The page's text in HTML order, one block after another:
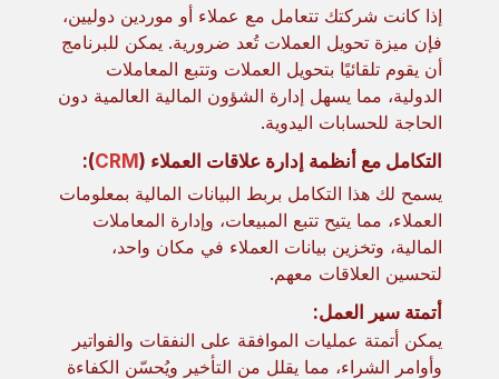
إذا كانت شركتك تتعامل مع عملاء أو موردين دوليين،
فإن ميزة تحويل العملات تُعد ضرورية. يمكن للبرنامج
أن يقوم تلقائيًا بتحويل العملات وتتبع المعاملات
الدولية، مما يسهل إدارة الشؤون المالية العالمية دون
الحاجة للحسابات اليدوية.
التكامل مع أنظمة إدارة علاقات العملاء (CRM
):
يسمح لك هذا التكامل بربط البيانات المالية بمعلومات
العملاء، مما يتيح تتبع المبيعات، وإدارة المعاملات
المالية، وتخزين بيانات العملاء في مكان واحد،
لتحسين العلاقات معهم.
أتمتة سير العمل:
يمكن أتمتة عمليات الموافقة على النفقات والفواتير
وأوامر الشراء، مما يقلل من التأخير ويُحسّن الكفاءة